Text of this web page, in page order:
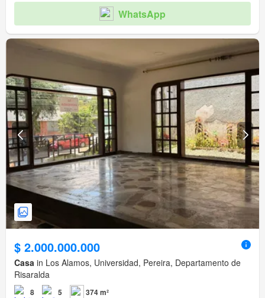
WhatsApp
$ 2.000.000.000
Casa in Los Alamos, Universidad, Pereira, Departamento de
Risaralda
8 5 374 m²